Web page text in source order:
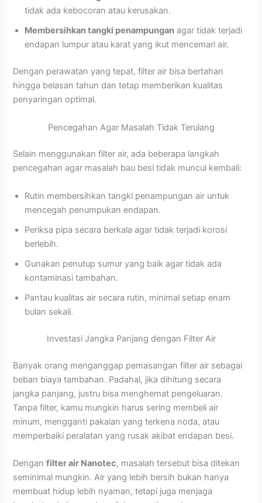
tidak ada kebocoran atau kerusakan.
Membersihkan tangki penampungan agar tidak terjadi
endapan lumpur atau karat yang ikut mencemari air.
Dengan perawatan yang tepat, filter air bisa bertahan
hingga belasan tahun dan tetap memberikan kualitas
penyaringan optimal.
Pencegahan Agar Masalah Tidak Terulang
Selain menggunakan filter air, ada beberapa langkah
pencegahan agar masalah bau besi tidak muncul kembali:
Rutin membersihkan tangki penampungan air untuk
mencegah penumpukan endapan.
Periksa pipa secara berkala agar tidak terjadi korosi
berlebih.
Gunakan penutup sumur yang baik agar tidak ada
kontaminasi tambahan.
Pantau kualitas air secara rutin, minimal setiap enam
bulan sekali.
Investasi Jangka Panjang dengan Filter Air
Banyak orang menganggap pemasangan filter air sebagai
beban biaya tambahan. Padahal, jika dihitung secara
jangka panjang, justru bisa menghemat pengeluaran.
Tanpa filter, kamu mungkin harus sering membeli air
minum, mengganti pakaian yang terkena noda, atau
memperbaiki peralatan yang rusak akibat endapan besi.
Denganfilter air Nanotec, masalah tersebut bisa ditekan
seminimal mungkin. Air yang lebih bersih bukan hanya
membuat hidup lebih nyaman, tetapi juga menjaga